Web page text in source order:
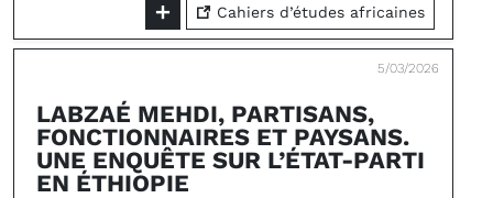
Cahiers d’études africaines
5/03/2026
LABZAÉ MEHDI, PARTISANS,
FONCTIONNAIRES ET PAYSANS.
UNE ENQUÊTE SUR L’ÉTAT-PARTI
EN ÉTHIOPIE